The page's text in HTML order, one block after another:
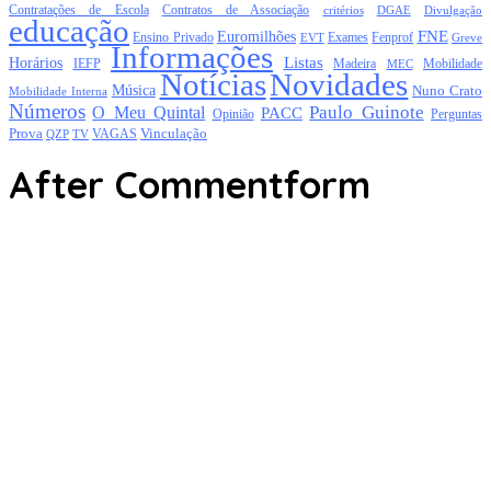
Contratações de Escola Contratos de Associação critérios DGAE Divulgação
educação Ensino Privado Euromilhões EVT Exames Fenprof FNE Greve
Horários IEFP Informações Listas Madeira MEC Mobilidade
Mobilidade Interna Música NotíciasNovidades Nuno Crato
Números O Meu Quintal Opinião PACC Paulo Guinote Perguntas
Prova QZP TV VAGAS Vinculação
After Commentform